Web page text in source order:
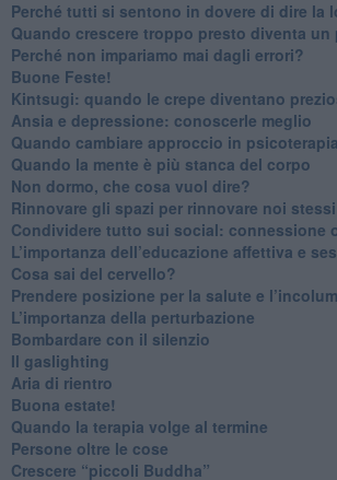
​Perché tutti si sentono in dovere di dire la
​Quando crescere troppo presto diventa un
​Perché non impariamo mai dagli errori?
​Buone Feste!
​Kintsugi: quando le crepe diventano
Ansia e depressione: conoscerle meglio
Quando cambiare approccio in
​Quando la mente è più stanca del corpo
Non dormo, che cosa vuol dire?
​Rinnovare gli spazi per rinnovare noi stessi
​Condividere tutto sui social: connessione
​L’importanza dell’educazione affettiva e
​Cosa sai del cervello?
Prendere posizione per la salute e
L’importanza della perturbazione
​Bombardare con il silenzio
Il gaslighting
Aria di rientro
Buona estate!
​Quando la terapia volge al termine
​Persone oltre le cose
​Crescere “piccoli Buddha”